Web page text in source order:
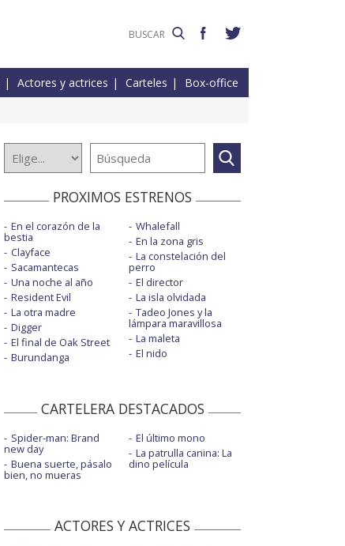
Actores y actrices Carteles Box-office
PROXIMOS ESTRENOS
En el corazón de la
bestia
Clayface
Sacamantecas
Una noche al año
Resident Evil
La otra madre
Digger
El final de Oak Street
Burundanga
Whalefall
En la zona gris
La constelación del
perro
El director
La isla olvidada
Tadeo Jones y la
lámpara maravillosa
La maleta
El nido
CARTELERA DESTACADOS
Spider-man: Brand
new day
Buena suerte, pásalo
bien, no mueras
El último mono
La patrulla canina: La
dino película
ACTORES Y ACTRICES